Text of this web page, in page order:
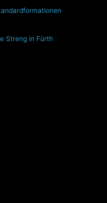
Streng in Fürth